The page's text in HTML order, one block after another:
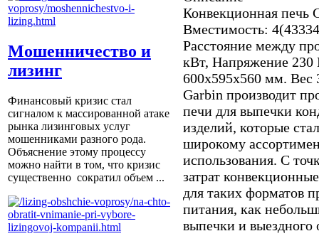
Мошенничество и
лизинг
Финансовый кризис стал
сигналом к массированной атаке
рынка лизинговых услуг
мошенниками разного рода.
Объяснение этому процессу
можно найти в том, что кризис
существенно сократил объем ...
Конвекционная печь
Вместимость:
Расстояние между
кВт, Напряжение 230
600х595х560 мм. Вес
Garbin производит
печи для выпечки
изделий, которые
широкому
использования. С
затрат
для таких форматов
питания, как
выпечки и